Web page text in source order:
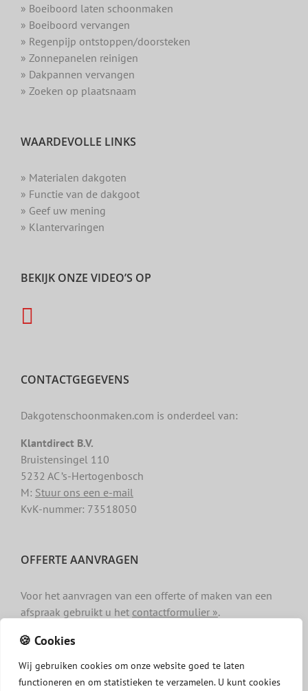
🍪 Cookies
Wij gebruiken cookies om onze website goed te laten
functioneren en om statistieken te verzamelen. U kunt cookies
» Boeiboord laten schoonmaken
» Boeiboord vervangen
» Regenpijp ontstoppen/doorsteken
» Zonnepanelen reinigen
» Dakpannen vervangen
» Zoeken op plaatsnaam
WAARDEVOLLE LINKS
» Materialen dakgoten
» Functie van de dakgoot
» Geef uw mening
» Klantervaringen
BEKIJK ONZE VIDEO’S OP
CONTACTGEGEVENS
Dakgotenschoonmaken.com is onderdeel van:
Klantdirect B.V.
Bruistensingel 110
5232 AC ’s-Hertogenbosch
M: Stuur ons een e-mail
KvK-nummer: 73518050
OFFERTE AANVRAGEN
Voor het aanvragen van een offerte of maken van een
afspraak gebruikt u het contactformulier ».